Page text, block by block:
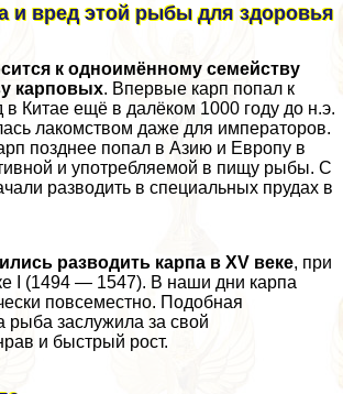
и вред этой рыбы для здоровья
к одноимённому семейству
карповых. Впервые карп попал к
в Китае ещё в далёком 1000 году до н.э.
лакомством даже для императоров.
позднее попал в Азию и Европу в
и употрeбляемой в пищу рыбы. С
разводить в специальных прудах в
разводить карпа в XV веке, при
I (1494 — 1547). В наши дни карпа
повсеместно. Подобная
рыба заслужила за свой
и быстрый рост.